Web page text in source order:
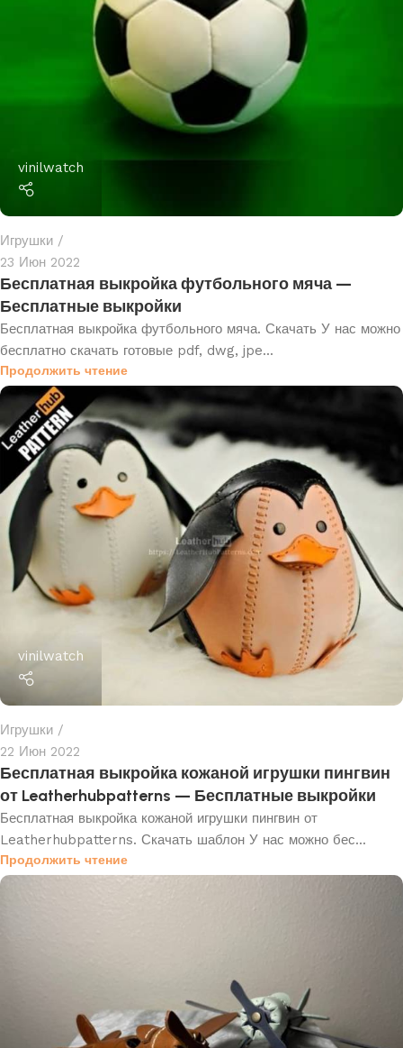
vinilwatch
Игрушки
23 Июн 2022
Бесплатная выкройка футбольного мяча —
Бесплатные выкройки
Бесплатная выкройка футбольного мяча. Скачать У нас можно
бесплатно скачать готовые pdf, dwg, jpe...
Продолжить чтение
vinilwatch
Игрушки
22 Июн 2022
Бесплатная выкройка кожаной игрушки пингвин
от Leatherhubpatterns — Бесплатные выкройки
Бесплатная выкройка кожаной игрушки пингвин от
Leatherhubpatterns. Скачать шаблон У нас можно бес...
Продолжить чтение